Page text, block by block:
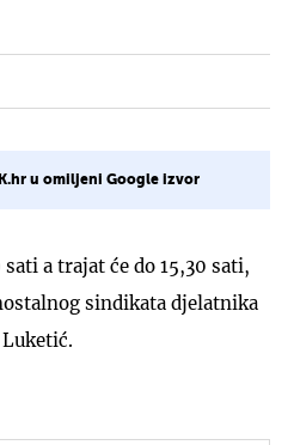
u omiljeni Google izvor
a trajat će do 15,30 sati,
sindikata djelatnika